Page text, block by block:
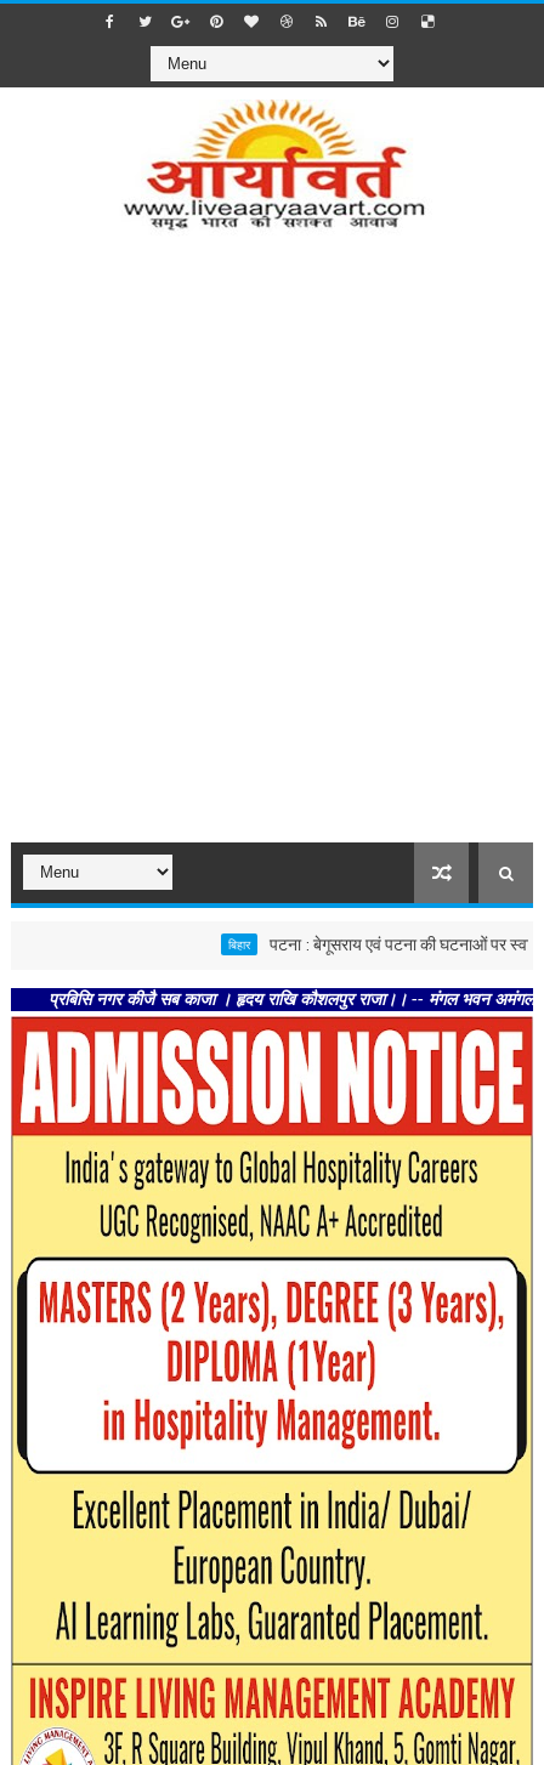
पटना : बेगूसराय एवं पटना की घटनाओं पर स्वास्थ्य
नगर कीजै सब काजा । हृदय राखि कौशलपुर राजा।। -- मंगल भवन अमंगल हारी।